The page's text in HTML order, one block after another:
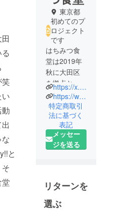
笑
と
東京都
初めてのプ
ロジェクト
です
はちみつ食
堂は2019年
秋に大田区
を拠点とし
て始まった
こども食堂
です。子育
て家庭を応
援すること
を目的に、
場と、地域
のつながり
が生まれる
https://x.com/beestylio?s=21&t=1w_RC5Lit7W3XASh0XmAZg
https://www.instagram.com/beestylio?igsh=OXZvcmRyMWNzam1q
特定商取引
法に基づく
表記
メッセー
ジを送る
リターンを
選ぶ